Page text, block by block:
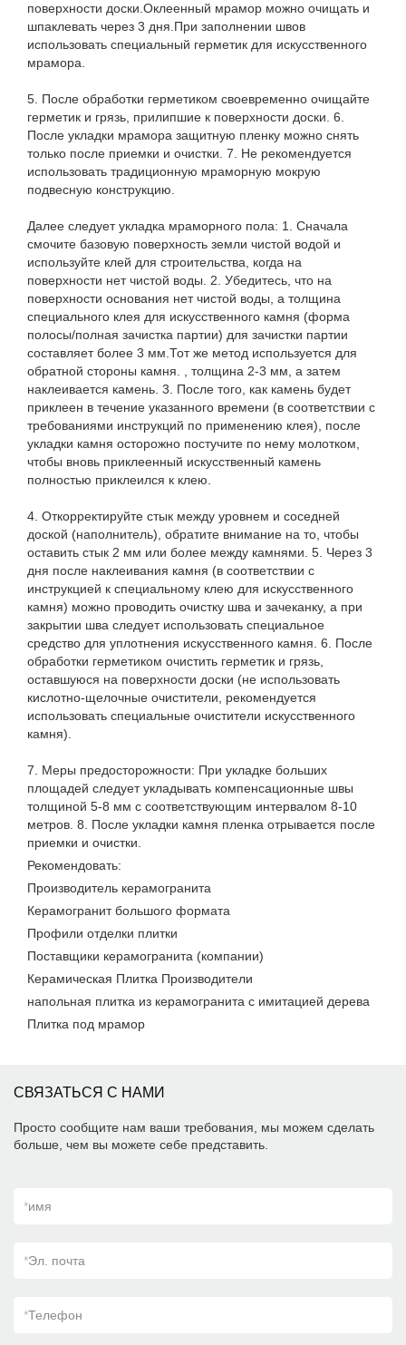
поверхности доски.Оклеенный мрамор можно очищать и
шпаклевать через 3 дня.При заполнении швов
использовать специальный герметик для искусственного
мрамора.
5. После обработки герметиком своевременно очищайте
герметик и грязь, прилипшие к поверхности доски. 6.
После укладки мрамора защитную пленку можно снять
только после приемки и очистки. 7. Не рекомендуется
использовать традиционную мраморную мокрую
подвесную конструкцию.
Далее следует укладка мраморного пола: 1. Сначала
смочите базовую поверхность земли чистой водой и
используйте клей для строительства, когда на
поверхности нет чистой воды. 2. Убедитесь, что на
поверхности основания нет чистой воды, а толщина
специального клея для искусственного камня (форма
полосы/полная зачистка партии) для зачистки партии
составляет более 3 мм.Тот же метод используется для
обратной стороны камня. , толщина 2-3 мм, а затем
наклеивается камень. 3. После того, как камень будет
приклеен в течение указанного времени (в соответствии с
требованиями инструкций по применению клея), после
укладки камня осторожно постучите по нему молотком,
чтобы вновь приклеенный искусственный камень
полностью приклеился к клею.
4. Откорректируйте стык между уровнем и соседней
доской (наполнитель), обратите внимание на то, чтобы
оставить стык 2 мм или более между камнями. 5. Через 3
дня после наклеивания камня (в соответствии с
инструкцией к специальному клею для искусственного
камня) можно проводить очистку шва и зачеканку, а при
закрытии шва следует использовать специальное
средство для уплотнения искусственного камня. 6. После
обработки герметиком очистить герметик и грязь,
оставшуюся на поверхности доски (не использовать
кислотно-щелочные очистители, рекомендуется
использовать специальные очистители искусственного
камня).
7. Меры предосторожности: При укладке больших
площадей следует укладывать компенсационные швы
толщиной 5-8 мм с соответствующим интервалом 8-10
метров. 8. После укладки камня пленка отрывается после
приемки и очистки.
Рекомендовать:
Производитель керамогранита
Керамогранит большого формата
Профили отделки плитки
Поставщики керамогранита (компании)
Керамическая Плитка Производители
напольная плитка из керамогранита с имитацией дерева
Плитка под мрамор
СВЯЗАТЬСЯ С НАМИ
Просто сообщите нам ваши требования, мы можем сделать
больше, чем вы можете себе представить.
*имя
*Эл. почта
*Телефон